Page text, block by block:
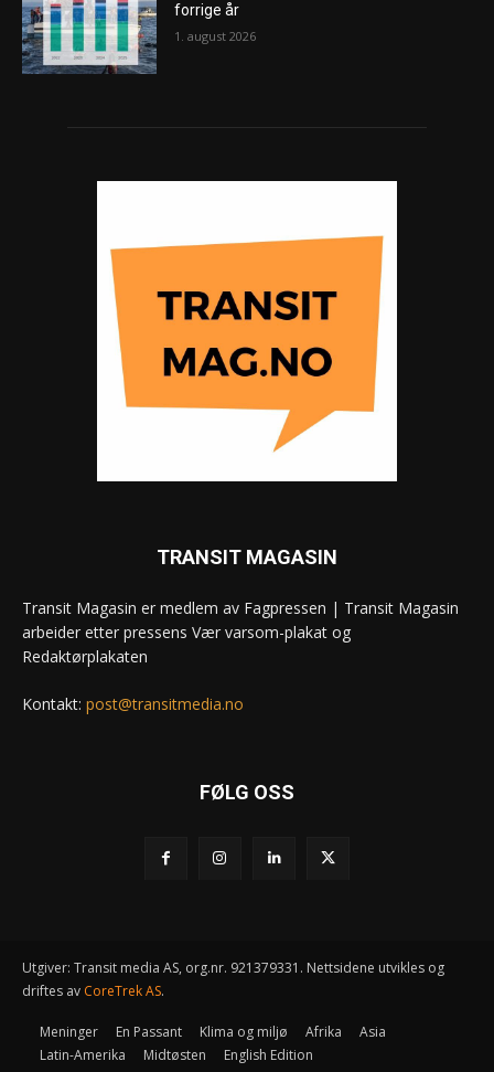
forrige år
1. august 2026
TRANSIT MAGASIN
Transit Magasin er medlem av Fagpressen | Transit Magasin
arbeider etter pressens Vær varsom-plakat og
Redaktørplakaten
Kontakt: post@transitmedia.no
FØLG OSS
Utgiver: Transit media AS, org.nr. 921379331. Nettsidene utvikles og
driftes av CoreTrek AS.
Meninger En Passant Klima og miljø Afrika
Asia
Latin-Amerika
Midtøsten English Edition